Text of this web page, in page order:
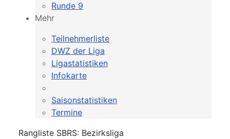
Runde 9
Mehr
Teilnehmerliste
DWZ der Liga
Ligastatistiken
Infokarte
Saisonstatistiken
Termine
Rangliste SBRS: Bezirksliga